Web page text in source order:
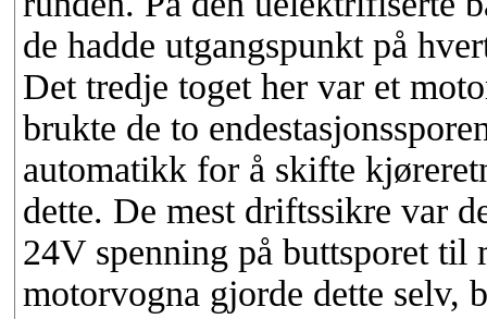
de hadde utgangspunkt på
Det tredje toget her var et
brukte de to
automatikk for å skifte
dette. De mest driftssikre var
24V spenning på buttsporet til
motorvogna gjorde dette selv,